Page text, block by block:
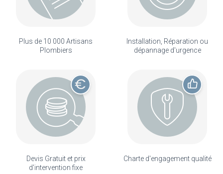
Plus de 10 000 Artisans
Plombiers
Installation, Réparation ou
dépannage d'urgence
Devis Gratuit et prix
d'intervention fixe
Charte d'engagement qualité